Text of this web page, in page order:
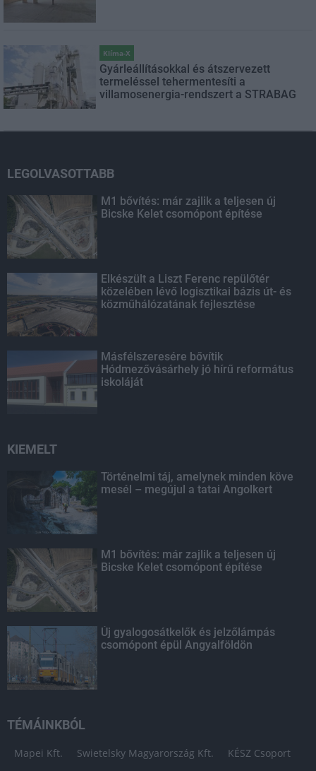
Klíma-X
Gyárleállításokkal és átszervezett
termeléssel tehermentesíti a
villamosenergia-rendszert a STRABAG
LEGOLVASOTTABB
M1 bővítés: már zajlik a teljesen új
Bicske Kelet csomópont építése
Elkészült a Liszt Ferenc repülőtér
közelében lévő logisztikai bázis út- és
közműhálózatának fejlesztése
Másfélszeresére bővítik
Hódmezővásárhely jó hírű református
iskoláját
KIEMELT
Történelmi táj, amelynek minden köve
mesél – megújul a tatai Angolkert
M1 bővítés: már zajlik a teljesen új
Bicske Kelet csomópont építése
Új gyalogosátkelők és jelzőlámpás
csomópont épül Angyalföldön
TÉMÁINKBÓL
Mapei Kft. Swietelsky Magyarország Kft. KÉSZ Csoport